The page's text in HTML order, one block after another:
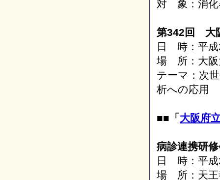
対 象：消化
第342回 大
日 時：平成
場 所：大阪
テーマ：次
析への応用
■■「 大阪府
病診連携研
日 時：平成
場 所：天王